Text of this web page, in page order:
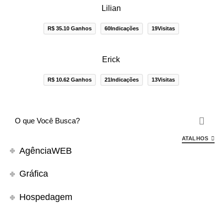
Lilian
R$ 35.10 Ganhos 60Indicações 19Visitas
Erick
R$ 10.62 Ganhos 21Indicações 13Visitas
ATALHOS
AgênciaWEB
Gráfica
Hospedagem